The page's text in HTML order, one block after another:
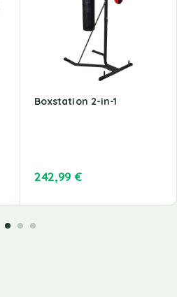
Boxstation 2-in-1
242,99 €